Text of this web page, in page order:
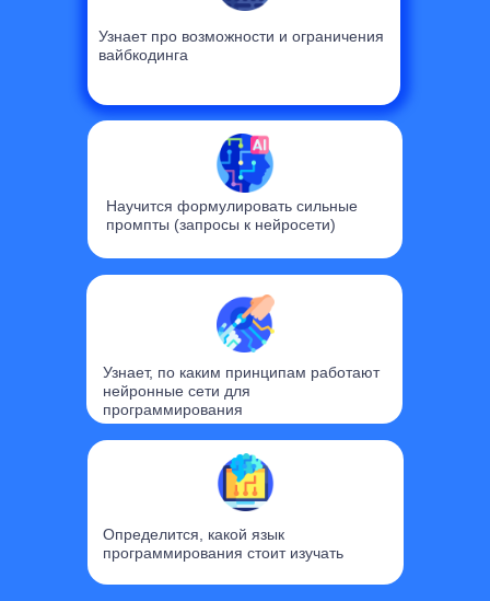
Научится формулировать сильные
промпты (запросы к нейросети)
Узнает, по каким принципам работают
нейронные сети для
программирования
Узнает про возможности и ограничения
вайбкодинга
Определится, какой язык
программирования стоит изучать